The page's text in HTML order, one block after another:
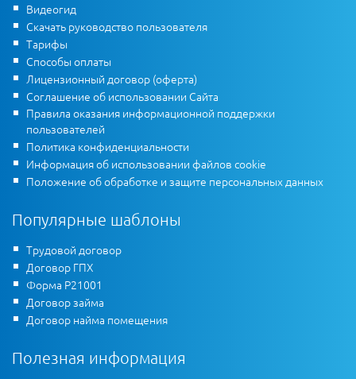
Видеогид
Скачать руководство пользователя
Тарифы
Способы оплаты
Лицензионный договор (оферта)
Соглашение об использовании Сайта
Правила оказания информационной поддержки
пользователей
Политика конфиденциальности
Информация об использовании файлов cookie
Положение об обработке и защите персональных данных
Популярные шаблоны
Трудовой договор
Договор ГПХ
Форма Р21001
Договор займа
Договор найма помещения
Полезная информация